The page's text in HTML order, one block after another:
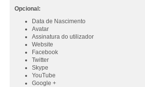
Opcional:
Data de Nascimento
Avatar
Assinatura do utilizador
Website
Facebook
Twitter
Skype
YouTube
Google +